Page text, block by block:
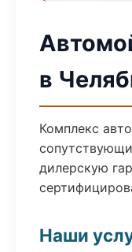
в
Комплекс
дилерскую
Наши